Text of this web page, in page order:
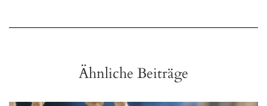
Ähnliche Beiträge